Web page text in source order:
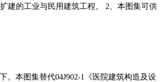
建的工业与民用建筑工程。 2、本图集可供
。本图集替代04J902-1《医院建筑构造及设